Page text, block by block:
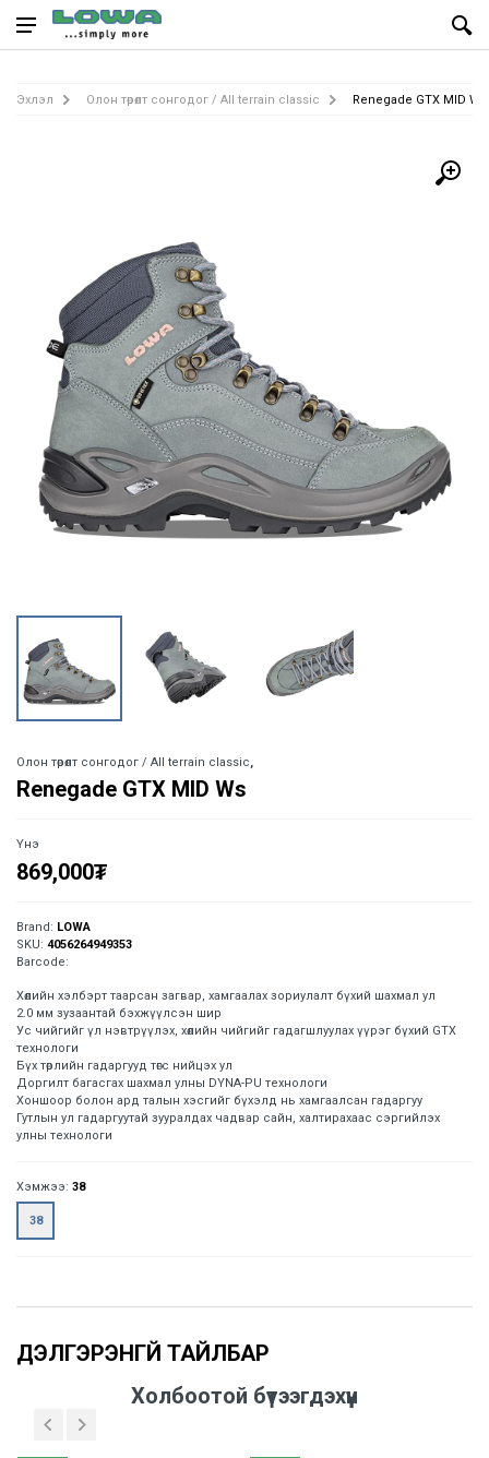
Эхлэл Олон төрөлт сонгодог / All terrain classic Renegade GTX MID Ws
Олон төрөлт сонгодог / All terrain classic,
Renegade GTX MID Ws
Үнэ
869,000₮
Brand: LOWA
SKU: 4056264949353
Barcode:
Хөлийн хэлбэрт таарсан загвар, хамгаалах зориулалт бүхий шахмал ул
2.0 мм зузаантай бэхжүүлсэн шир
Ус чийгийг үл нэвтрүүлэх, хөлийн чийгийг гадагшлуулах үүрэг бүхий GTX
технологи
Бүх төрлийн гадаргууд төгс нийцэх ул
Доргилт багасгах шахмал улны DYNA-PU технологи
Хоншоор болон ард талын хэсгийг бүхэлд нь хамгаалсан гадаргуу
Гутлын ул гадаргуутай зууралдах чадвар сайн, халтирахаас сэргийлэх
улны технологи
Хэмжээ: 38
38
Холбоотой бүтээгдэхүүн